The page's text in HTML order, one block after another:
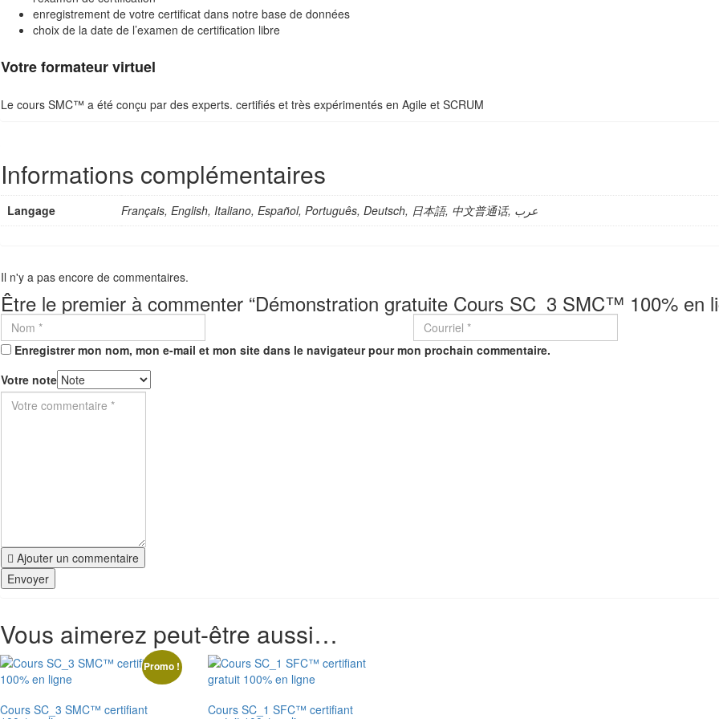
enregistrement de votre certificat dans notre base de données
choix de la date de l’examen de certification libre
Votre formateur virtuel
Le cours SMC™ a été conçu par des experts. certifiés et très expérimentés en Agile et SCRUM
Informations complémentaires
Langage Français, English, Italiano, Español, Português, Deutsch, 日本語, 中文普通话, عرب
Il n'y a pas encore de commentaires.
Être le premier à commenter “Démonstration gratuite Cours SC_3 SMC™ 100% en
Enregistrer mon nom, mon e-mail et mon site dans le navigateur pour mon prochain commentaire.
Votre note
Ajouter un commentaire
Vous aimerez peut-être aussi…
Promo !
Cours SC_3 SMC™ certifiant Cours SC_1 SFC™ certifiant